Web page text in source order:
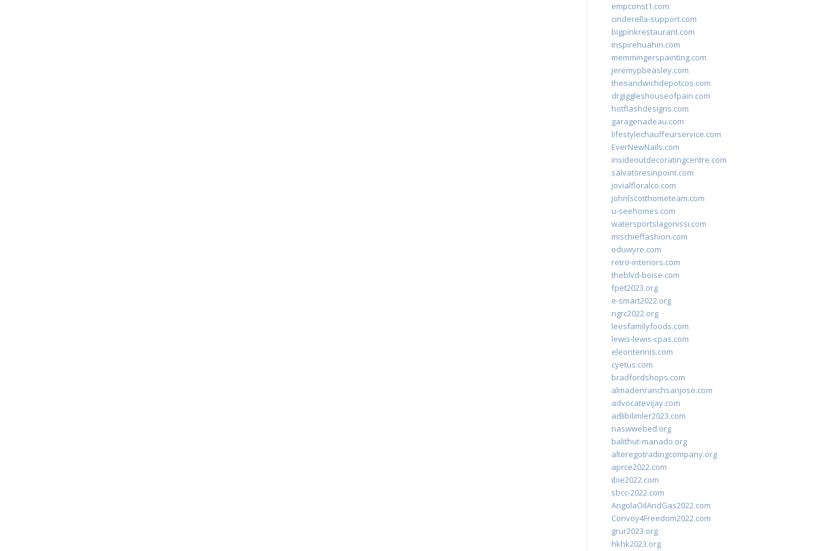
empconst1.com
cinderella-support.com
bigpinkrestaurant.com
inspirehuahin.com
memmingerspainting.com
jeremypbeasley.com
thesandwichdepotcos.com
drgiggleshouseofpain.com
hotflashdesigns.com
garagenadeau.com
lifestylechauffeurservice.com
EverNewNails.com
insideoutdecoratingcentre.com
salvatoresinpoint.com
jovialfloralco.com
johnlscotthometeam.com
u-seehomes.com
watersportslagonissi.com
mischieffashion.com
eduwyre.com
retro-interiors.com
theblvd-boise.com
fpet2023.org
e-smart2022.org
ngrc2022.org
leesfamilyfoods.com
lewis-lewis-cpas.com
eleontennis.com
cyetus.com
bradfordshops.com
almadenranchsanjose.com
advocatevijay.com
adlibilimler2023.com
naswwebed.org
balithut-manado.org
alteregotradingcompany.org
aprce2022.com
ibie2022.com
sbcc-2022.com
AngolaOilAndGas2022.com
Convoy4Freedom2022.com
grur2023.org
hkhk2023.org